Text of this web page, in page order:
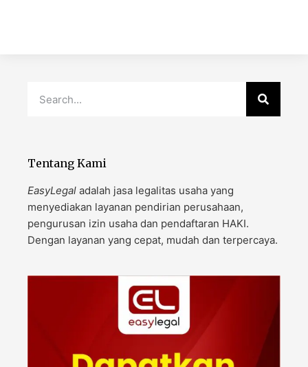
Tentang Kami
EasyLegal adalah jasa legalitas usaha yang
menyediakan layanan pendirian perusahaan,
pengurusan izin usaha dan pendaftaran HAKI.
Dengan layanan yang cepat, mudah dan terpercaya.